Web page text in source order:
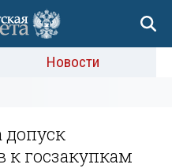
Новости
допуск
госзакупкам